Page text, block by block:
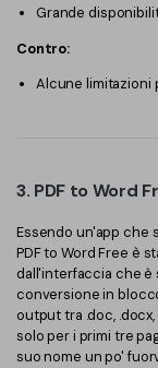
Grande
Contro:
Alcune limitazioni
3. PDF to Word
Essendo un'app che
PDF to Word Free è
dall'interfaccia che è
conversione in
output tra .doc,
solo per i primi tre
suo nome un po'